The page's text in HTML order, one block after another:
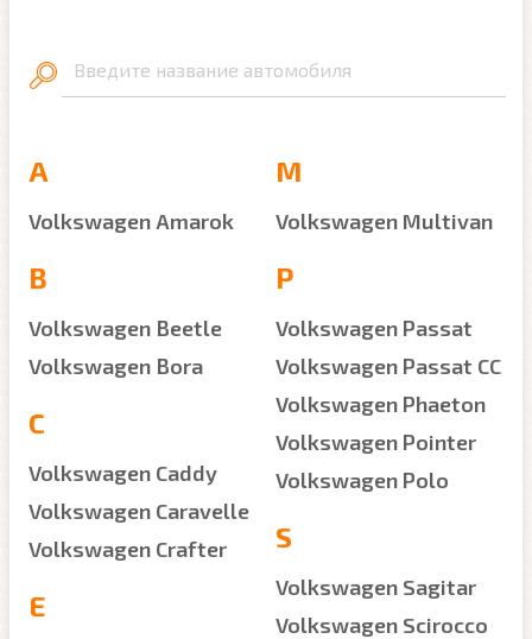
Введите название автомобиля
A
Volkswagen Amarok
B
Volkswagen Beetle
Volkswagen Bora
C
Volkswagen Caddy
Volkswagen Caravelle
Volkswagen Crafter
E
M
Volkswagen Multivan
P
Volkswagen Passat
Volkswagen Passat CC
Volkswagen Phaeton
Volkswagen Pointer
Volkswagen Polo
S
Volkswagen Sagitar
Volkswagen Scirocco